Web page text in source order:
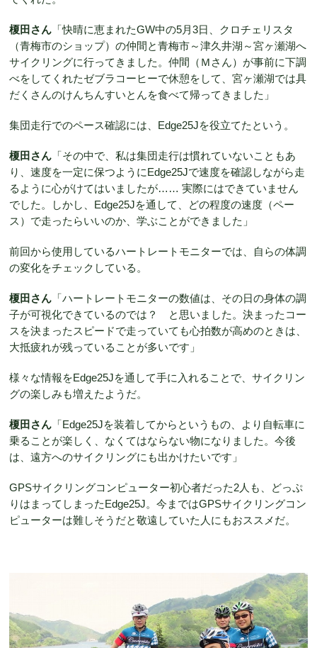
榎田さん 「快晴に恵まれたGW中の5月3日、クロチェリスタ
（青梅市のショップ）の仲間と青梅市～津久井湖～宮ヶ瀬湖へ
サイクリングに行ってきました。仲間（Ｍさん）が事前に下調
べをしてくれたゼブラコーヒーで休憩をして、宮ヶ瀬湖では具
だくさんのけんちんすいとんを食べて帰ってきました」
集団走行でのペース確認には、Edge25Jを役立てたという。
榎田さん 「その中で、私は集団走行は慣れていないこともあ
り、速度を一定に保つようにEdge25Jで速度を確認しながら走
るように心がけてはいましたが…… 実際にはできていません
でした。しかし、Edge25Jを通して、どの程度の速度（ペー
ス）で走ったらいいのか、学ぶことができました」
前回から使用しているハートレートモニターでは、自らの体調
の変化をチェックしている。
榎田さん 「ハートレートモニターの数値は、その日の身体の調
子が可視化できているのでは？ と思いました。決まったコー
スを決まったスピードで走っていても心拍数が高めのときは、
大抵疲れが残っていることが多いです」
様々な情報をEdge25Jを通して手に入れることで、サイクリン
グの楽しみも増えたようだ。
榎田さん 「Edge25Jを装着してからというもの、より自転車に
乗ることが楽しく、なくてはならない物になりました。今後
は、遠方へのサイクリングにも出かけたいです」
GPSサイクリングコンピューター初心者だった2人も、どっぷ
りはまってしまったEdge25J。今まではGPSサイクリングコン
ピューターは難しそうだと敬遠していた人にもおススメだ。